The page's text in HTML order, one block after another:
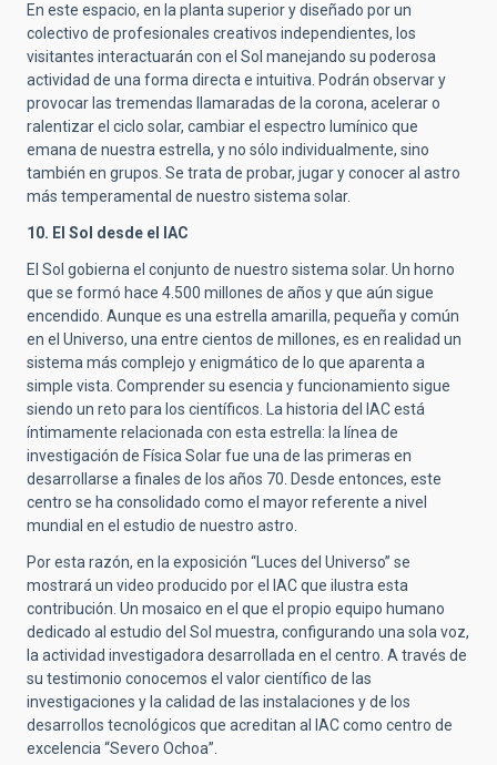
En este espacio, en la planta superior y diseñado por un
colectivo de profesionales creativos independientes, los
visitantes interactuarán con el Sol manejando su poderosa
actividad de una forma directa e intuitiva. Podrán observar y
provocar las tremendas llamaradas de la corona, acelerar o
ralentizar el ciclo solar, cambiar el espectro lumínico que
emana de nuestra estrella, y no sólo individualmente, sino
también en grupos. Se trata de probar, jugar y conocer al astro
más temperamental de nuestro sistema solar.
10. El Sol desde el IAC
El Sol gobierna el conjunto de nuestro sistema solar. Un horno
que se formó hace 4.500 millones de años y que aún sigue
encendido. Aunque es una estrella amarilla, pequeña y común
en el Universo, una entre cientos de millones, es en realidad un
sistema más complejo y enigmático de lo que aparenta a
simple vista. Comprender su esencia y funcionamiento sigue
siendo un reto para los científicos. La historia del IAC está
íntimamente relacionada con esta estrella: la línea de
investigación de Física Solar fue una de las primeras en
desarrollarse a finales de los años 70. Desde entonces, este
centro se ha consolidado como el mayor referente a nivel
mundial en el estudio de nuestro astro.
Por esta razón, en la exposición “Luces del Universo” se
mostrará un video producido por el IAC que ilustra esta
contribución. Un mosaico en el que el propio equipo humano
dedicado al estudio del Sol muestra, configurando una sola voz,
la actividad investigadora desarrollada en el centro. A través de
su testimonio conocemos el valor científico de las
investigaciones y la calidad de las instalaciones y de los
desarrollos tecnológicos que acreditan al IAC como centro de
excelencia “Severo Ochoa”.